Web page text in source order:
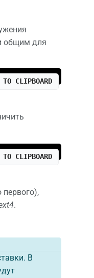
общим для
TO CLIPBOARD
TO CLIPBOARD
.
В